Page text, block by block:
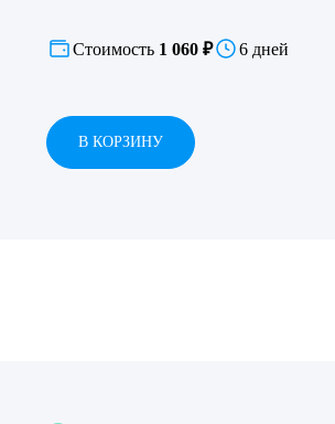
Стоимость 1 060 ₽ 6 дней
В КОРЗИНУ